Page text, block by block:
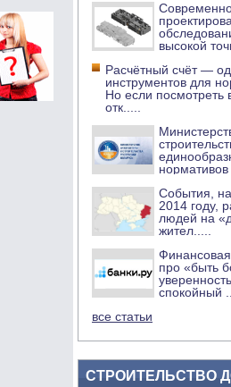
высокой
Расчётный счёт —
инструментов для
Но если посмотреть
отк
нормативов
События,
2014 году,
людей на
жител
про «быть
спокойный
все статьи
СТРОИТЕЛЬСТВО